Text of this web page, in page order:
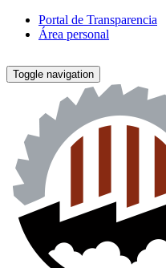
Portal de Transparencia
Área personal
Toggle navigation